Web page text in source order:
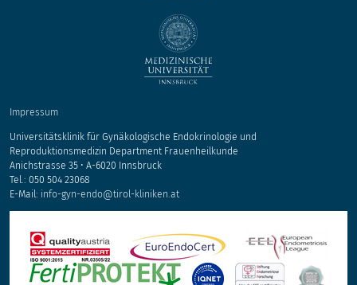
Impressum
Universitätsklinik für Gynäkologische Endokrinologie und
Reproduktionsmedizin Department Frauenheilkunde
Anichstrasse 35 • A-6020 Innsbruck
Tel.: 050 504 23068
E-Mail: info-gyn-endo@tirol-kliniken.at